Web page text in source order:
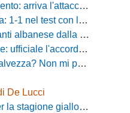
l'attaccante Lucchesi
la Primavera lagunare
dalla serie D
per l'attacco
vincere più partite possibile»
De Lucci
stagione gialloblù